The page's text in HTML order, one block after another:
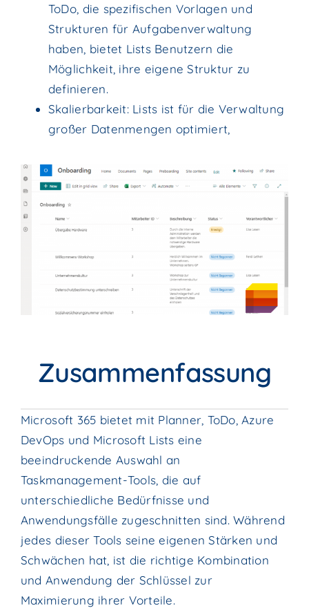
ToDo, die spezifischen Vorlagen und
Strukturen für Aufgabenverwaltung
haben, bietet Lists Benutzern die
Möglichkeit, ihre eigene Struktur zu
definieren.
Skalierbarkeit: Lists ist für die Verwaltung
großer Datenmengen optimiert,
Zusammenfassung
Microsoft 365 bietet mit Planner, ToDo, Azure
DevOps und Microsoft Lists eine
beeindruckende Auswahl an
Taskmanagement-Tools, die auf
unterschiedliche Bedürfnisse und
Anwendungsfälle zugeschnitten sind. Während
jedes dieser Tools seine eigenen Stärken und
Schwächen hat, ist die richtige Kombination
und Anwendung der Schlüssel zur
Maximierung ihrer Vorteile.